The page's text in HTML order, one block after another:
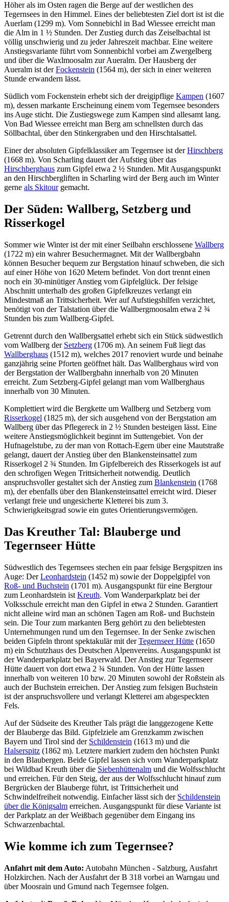
Höher als im Osten ragen die Berge auf der westlichen des
Tegernsees in den Himmel. Eines der beliebtesten Ziel dort ist ist die
Auerlam (1299 m). Vom Sonnebichl in Bad Wiessee erreicht man
die Alm in 1 ½ Stunden. Der Zustieg durch das Zeiselbachtal ist
völlig unschwierig und zu jeder Jahreszeit machbar. Eine weitere
Anstiegsvariante führt vom Sonnenbichl vorbei am Zwergelberg
und über die Waxlmoosalm zur Aueralm. Der Hausberg der
Aueralm ist derFockenstein (1564 m), der sich in einer weiteren
Stunde erwandern lässt.
Südlich vom Fockenstein erhebt sich der dreigipflige Kampen (1607
m), dessen markante Erscheinung einem vom Tegernsee besonders
ins Auge sticht. Die Zustiegswege zum Kampen sind allesamt lang.
Von Bad Wiessee erreicht man Berg am schnellsten durch das
Söllbachtal, über den Stinkergraben und den Hirschtalsattel.
Einer der absoluten Gipfelklassiker am Tegernsee ist derHirschberg
(1668 m). Von Scharling dauert der Aufstieg über das
Hirschberghaus zum Gipfel etwa 2 ½ Stunden. Mit Ausgangspunkt
an den Hirschbergliften in Scharling wird der Berg auch im Winter
gerne als Skitourgemacht.
Der Süden: Wallberg, Setzberg und
Risserkogel
Sommer wie Winter ist der mit einer Seilbahn erschlossene Wallberg
(1722 m) ein wahrer Besuchermagnet. Mit der Wallbergbahn
können Besucher bequem zur Bergstation hinauf schweben, die sich
auf einer Höhe von 1620 Metern befindet. Von dort trennt einen
noch ein 30-minütiger Anstieg vom Gipfelglück. Der felsige
Abschnitt unterhalb des großen Gipfelkreuzes verlangt ein
Mindestmaß an Trittsicherheit. Wer auf Aufstiegshilfen verzichtet,
benötigt von der Talstation über die Wallbergmoosalm etwa 2 ¾
Stunden bis zum Wallberg-Gipfel.
Getrennt durch den Wallbergsattel erhebt sich ein Stück südwestlich
vom Wallberg der Setzberg (1706 m). An seinem Fuß liegt das
Wallberghaus (1512 m), welches 2017 renoviert wurde und beinahe
ganzjährig seine Pforten geöffnet hält. Das Wallberghaus wird von
der Bergstation der Wallbergbahn innerhalb von 20 Minuten
erreicht. Zum Setzberg-Gipfel gelangt man vom Wallberghaus
innerhalb von 30 Minuten.
Komplettiert wird die Bergkette um Wallberg und Setzberg vom
Risserkogel (1825 m), der sich ausgehend von der Bergstation am
Wallberg über das Pflegereck in 2 ½ Stunden besteigen lässt. Eine
weitere Anstiegsmöglichkeit beginnt im Suttengebiet. Von der
Hufnagelstube, zu der man von Rottach-Egern über eine Mautstraße
gelangt, dauert der Anstieg über den Blankensteinsattel zum
Risserkogel 2 ¾ Stunden. Im Gipfelbereich des Risserkogels ist auf
den schrofigen Wegen Trittsicherheit notwendig. Deutlich
anspruchsvoller gestaltet sich der Anstieg zum Blankenstein (1768
m), der ebenfalls über den Blankensteinsattel erreicht wird. Dieser
verlangt freie und ungesicherte Kletterei bis zum 3.
Schwierigkeitsgrad sowie ein gutes Orientierungsvermögen.
Das Kreuther Tal: Blauberge und
Tegernseer Hütte
Südwestlich des Tegernsees stechen ein paar felsige Bergspitzen ins
Auge: DerLeonhardstein (1452 m) sowie der Doppelgipfel von
Roß- und Buchstein (1701 m). Ausgangspunkt für eine Bergtour
zum Leonhardstein ist Kreuth. Vom Wanderparkplatz bei der
Volksschule erreicht man den Gipfel in etwa 2 Stunden. Garantiert
nicht alleine wird man an schönen Tagen am Roß- und Buchstein
sein. Die Tour zum markanten Berg gehört zu den beliebtesten
Unternehmungen rund um den Tegernsee. In der Senke zwischen
beiden Gipfeln thront spektakulär mit derTegernseer Hütte (1650
m) ein Schutzhaus des Deutschen Alpenvereins. Ausgangspunkt ist
der Wanderparkplatz bei Bayerwald. Der Anstieg zur Tegernseer
Hütte dauert von dort etwa 2 ¾ Stunden. Von der Hütte lassen
innerhalb von weiteren 10 bzw. 20 Minuten sowohl der Roßstein als
auch der Buchstein erreichen. Der Anstieg zum felsigen Buchstein
ist der anspruchsvollere und verlangt Kletterei am abgespeckten
Fels.
Auf der Südseite des Kreuther Tals prägt die langgezogene Kette
der Blauberge das Bild. Gipfelziele am Grenzkamm zwischen
Bayern und Tirol sind der Schildenstein (1613 m) und die
Halserspitz (1862 m). Letztere markiert zudem den höchsten Punkt
in den Blaubergen. Beide Gipfel lassen sich vom Wanderparkplatz
bei Wildbad Kreuth über die Siebenhüttenalm und die Wolfsschlucht
und erreichen. Für den Steig, der aus der Wolfsschlucht hinauf zum
Bergrücken der Blauberge führt, ist Trittsicherheit und
Schwindelfreiheit notwendig. Einfacher lässt sich der Schildenstein
über die Königsalm erreichen. Ausgangspunkt für diese Variante ist
der Parkplatz an der Weißbach gegenüber dem Eingang ins
Schwarzenbachtal.
Wie komme ich zum Tegernsee?
Anfahrt mit dem Auto: Autobahn München - Salzburg, Ausfahrt
Holzkirchen. Nach der Ausfahrt der B 318 vorbei an Warngau und
über Moosrain und Gmund nach Tegernsee folgen.